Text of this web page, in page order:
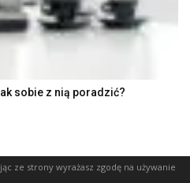
sobie z nią poradzić?
ze strony wyrażasz zgodę na używanie